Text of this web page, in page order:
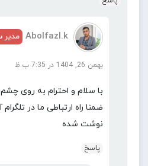
Abolfazl.k مدیر
بهمن 26, 1404 در 7:35 ب.ظ
با سلام و احترام به روی
ضمنا راه ارتباطی ما در
نوشت شده
پاسخ